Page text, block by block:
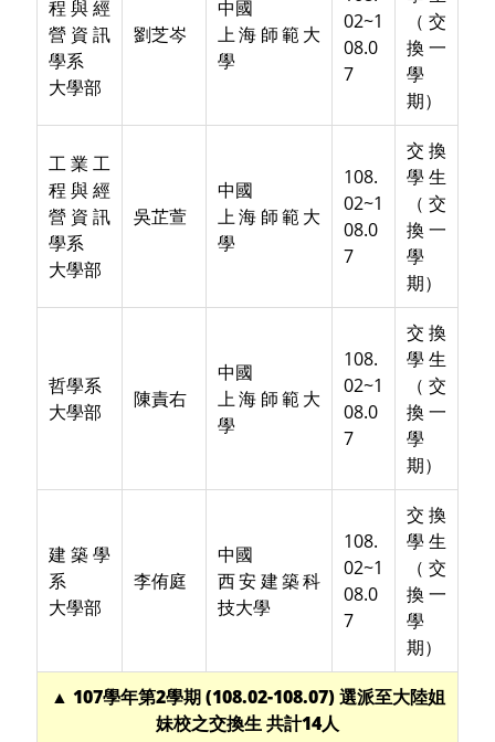
程與經
營資訊
學系
大學部
劉芝岑
中國
上海師範大
學
02~1
08.0
7
（交
換一
學
期）
工業工
程與經
營資訊
學系
大學部
吳芷萱
中國
上海師範大
學
108.
02~1
08.0
7
交換
學生
（交
換一
學
期）
哲學系
大學部
陳責右
中國
上海師範大
學
108.
02~1
08.0
7
交換
學生
（交
換一
學
期）
建築學
系
大學部
李侑庭
中國
西安建築科
技大學
108.
02~1
08.0
7
交換
學生
（交
換一
學
期）
▲ 107學年第2學期 (108.02-108.07) 選派至大陸姐
妹校之交換生 共計14人